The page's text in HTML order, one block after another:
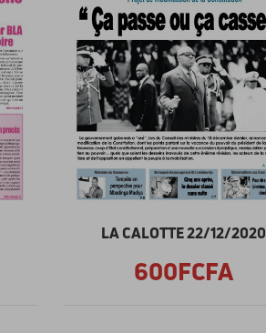
LA CALOTTE 22/12/2020
600FCFA